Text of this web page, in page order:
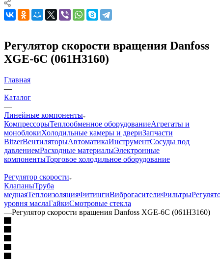
Регулятор скорости вращения Danfoss
XGE-6C (061Н3160)
Главная
—
Каталог
—
Линейные компоненты
КомпрессорыТеплообменное оборудованиеАгрегаты и
моноблокиХолодильные камеры и двериЗапчасти
BitzerВентиляторыАвтоматикаИнструментСосуды под
давлениемРасходные материалыЭлектронные
компонентыТорговое холодильное оборудование
—
Регулятор скорости
КлапаныТруба
меднаяТеплоизоляцияФитингиВиброгасителиФильтры
уровня маслаГайкиСмотровые стекла
—Регулятор скорости вращения Danfoss XGE-6C (061Н3160)